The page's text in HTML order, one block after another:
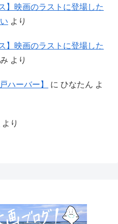
】映画のラストに登場した
より
】映画のラストに登場した
より
ハーバー】 に ひなたん よ
より